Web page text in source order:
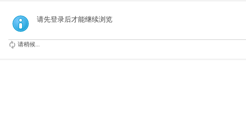
请先登录后才能继续浏览
请稍候...